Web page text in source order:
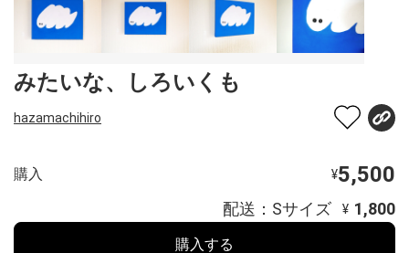
みたいな、しろいくも
hazamachihiro
購入 ¥5,500
配送：Sサイズ ¥ 1,800
購入する